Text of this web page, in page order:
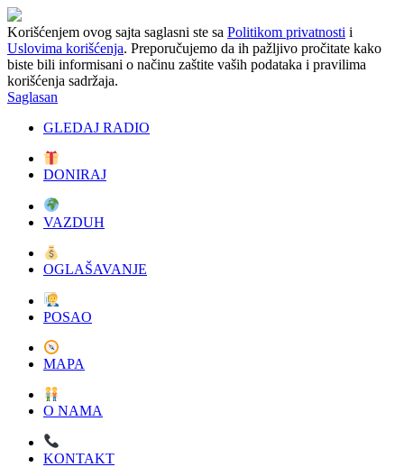
Korišćenjem ovog sajta saglasni ste sa Politikom privatnosti i
Uslovima korišćenja. Preporučujemo da ih pažljivo pročitate kako
biste bili informisani o načinu zaštite vaših podataka i pravilima
korišćenja sadržaja.
Saglasan
GLEDAJ RADIO
DONIRAJ
VAZDUH
OGLAŠAVANJE
POSAO
MAPA
O NAMA
KONTAKT